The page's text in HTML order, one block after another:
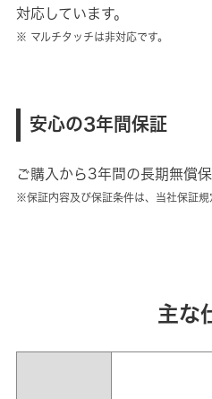
対応しています。
※ マルチタッチは非対応です。
安心の3年間保証
ご購入から3年間の長期無償
※保証内容及び保証条件は、当社保証規
主な